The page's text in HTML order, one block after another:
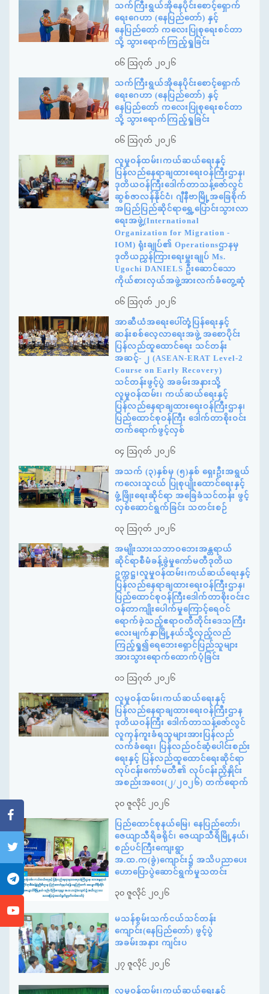
သက်ကြီးရွယ်အိုနေပိုင်းစောင့်ရှောက်
ရေးဂေဟာ (နေပြည်တော်) နှင့်
နေပြည်တော် ကလေးပြုစုရေးစင်တာ
သို့ သွားရောက်ကြည့်ရှုခြင်း
၀၆ ဩဂုတ် ၂၀၂၆
သက်ကြီးရွယ်အိုနေပိုင်းစောင့်ရှောက်
ရေးဂေဟာ (နေပြည်တော်) နှင့်
နေပြည်တော် ကလေးပြုစုရေးစင်တာ
သို့ သွားရောက်ကြည့်ရှုခြင်း
၀၆ ဩဂုတ် ၂၀၂၆
လူမှုဝန်ထမ်း၊ကယ်ဆယ်ရေးနှင့်
ပြန်လည်နေရာချထားရေးဝန်ကြီးဌာန၊
ဒုတိယဝန်ကြီးဒေါက်တာသန့်ဇော်လွင်
ဆွစ်ဇာလန်နိုင်ငံ၊ ဂျီနီဗာမြို့အခြေစိုက်
အပြည်ပြည်ဆိုင်ရာရွှေ့ပြောင်းသွားလာ
ရေးအဖွဲ့(International
Organization for Migration -
IOM) ရုံးချုပ်၏ Operationsဌာနမှ
ဒုတိယညွှန်ကြားရေးမှူးချုပ် Ms.
Ugochi DANIELS ဦးဆောင်သော
ကိုယ်စားလှယ်အဖွဲ့အားလက်ခံတွေ့ဆုံ
၀၆ ဩဂုတ် ၂၀၂၆
အာဆီယံအရေးပေါ်တုံ့ပြန်ရေးနှင့်
ဆန်းစစ်လေ့လာရေးအဖွဲ့ အစောပိုင်း
ပြန်လည်ထူထောင်ရေး သင်တန်း
အဆင့်- ၂ (ASEAN-ERAT Level-2
Course on Early Recovery)
သင်တန်းဖွင့်ပွဲ အခမ်းအနားသို့
လူမှုဝန်ထမ်း၊ ကယ်ဆယ်ရေးနှင့်
ပြန်လည်နေရာချထားရေးဝန်ကြီးဌာန၊
ပြည်ထောင်စုဝန်ကြီး ဒေါက်တာစိုးဝင်း
တက်ရောက်ဖွင့်လှစ်
၀၄ ဩဂုတ် ၂၀၂၆
အသက် (၃)နှစ်မှ (၅)နှစ် ရှေးဦးအရွယ်
ကလေးသူငယ် ပြုစုပျိုးထောင်ရေးနှင့်
ဖွံ့ဖြိုးရေးဆိုင်ရာ အခြေခံသင်တန်း ဖွင့်
လှစ်ဆောင်ရွက်ခြင်း သတင်းစဉ်
၀၃ ဩဂုတ် ၂၀၂၆
အမျိုးသားသဘာဝဘေးအန္တရာယ်
ဆိုင်ရာစီမံခန့်ခွဲမှုကော်မတီဒုတိယ
ဥက္ကဋ္ဌ၊လူမှုဝန်ထမ်း၊ကယ်ဆယ်ရေးနှင့်
ပြန်လည်နေရာချထားရေးဝန်ကြီးဌာန၊
ပြည်ထောင်စုဝန်ကြီးဒေါက်တာစိုးဝင်းင
ဝန်တာကျိုးပေါက်မှုကြောင့်ရေဝင်
ရောက်ခဲ့သည့်ဧရာဝတီတိုင်းဒေသကြီး
လေးမျက်နှာမြို့နယ်သို့လှည့်လည်
ကြည့်ရှု၍ရေဘေးရှောင်ပြည်သူများ
အားသွားရောက်ထောက်ပံ့ခြင်း
၀၁ ဩဂုတ် ၂၀၂၆
လူမှုဝန်ထမ်း၊ကယ်ဆယ်ရေးနှင့်
ပြန်လည်နေရာချထားရေးဝန်ကြီးဌာန
ဒုတိယဝန်ကြီး ဒေါက်တာသန့်ဇော်လွင်
လူကုန်ကူးခံရသူများအားပြန်လည်
လက်ခံရေး၊ ပြန်လည်ဝင်ဆံ့ပေါင်းစည်း
ရေးနှင့် ပြန်လည်ထူထောင်ရေးဆိုင်ရာ
လုပ်ငန်းကော်မတီ၏ လုပ်ငန်းညှိနှိုင်း
အစည်းအဝေး(၂/၂၀၂၆) တက်ရောက်
၃၀ ဇူလိုင် ၂၀၂၆
ပြည်ထောင်စုနယ်မြေ၊ နေပြည်တော်၊
ဇေယျာသီရိခရိုင်၊ ဇေယျာသီရိမြို့နယ်၊
စည်ပင်ကြီးကျေးရွာ
အ.ထ.က(ခွဲ)ကျောင်း၌ အသိပညာပေး
ဟောပြောပွဲဆောင်ရွက်မှုသတင်း
၃၀ ဇူလိုင် ၂၀၂၆
မသန်စွမ်းသက်ငယ်သင်တန်း
ကျောင်း(နေပြည်တော်) ဖွင့်ပွဲ
အခမ်းအနား ကျင်းပ
၂၇ ဇူလိုင် ၂၀၂၆
လူမှုဝန်ထမ်း၊ကယ်ဆယ်ရေးနှင့်